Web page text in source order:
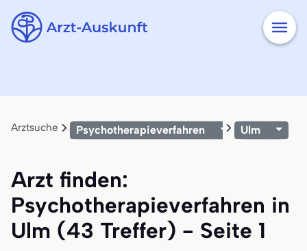
Arztsuche Psychotherapieverfahren Ulm
Arzt finden:
Psychotherapieverfahren in
Ulm (43 Treffer) - Seite 1